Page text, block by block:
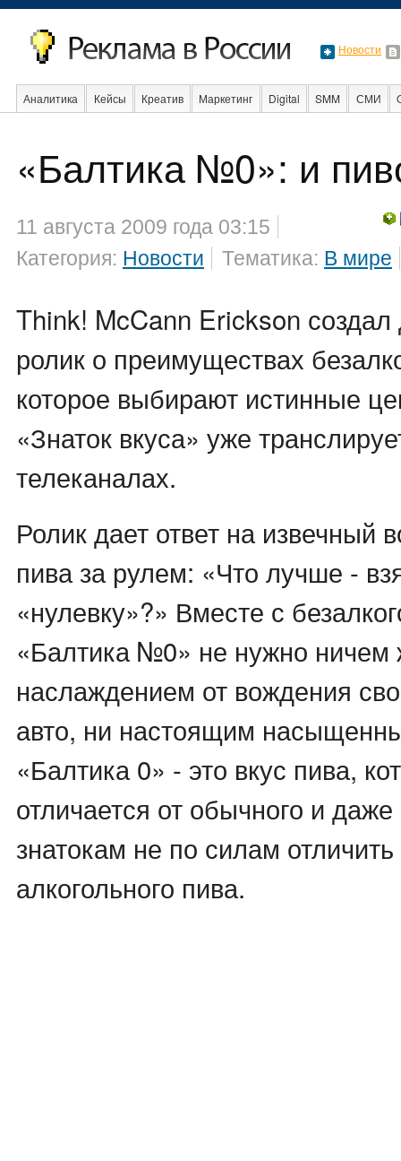
Новости
Аналитика Кейсы Креатив Маркетинг Digital SMM СМИ
«Балтика №0»: и
11 августа 2009 года 03:15
Категория: Новости Тематика: В мире
Think! McCann Erickson
ролик о преимуществах
которое выбирают истинные
«Знаток вкуса» уже
телеканалах.
Ролик дает ответ на извечный
пива за рулем: «Что лучше -
«нулевку»?» Вместе с
«Балтика №0» не нужно ничем
наслаждением от вождения
авто, ни настоящим
«Балтика 0» - это вкус пива,
отличается от обычного и
знатокам не по силам отличить
алкогольного пива.